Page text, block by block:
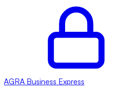
AGRA Business Express